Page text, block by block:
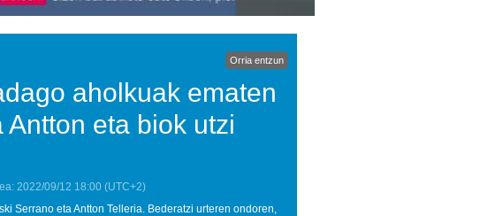
Orria entzun
aholkuak ematen
eta biok utzi
2022/09/12 18:00 (UTC+2)
Serrano eta Antton Telleria. Bederatzi urteren ondoren,